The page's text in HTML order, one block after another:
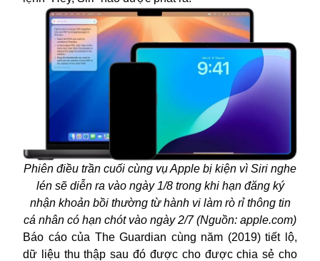
Phiên điều trần cuối cùng vụ Apple bị kiện vì Siri nghe
lén sẽ diễn ra vào ngày 1/8 trong khi hạn đăng ký
nhận khoản bồi thường từ hành vi làm rò rỉ thông tin
cá nhân có hạn chót vào ngày 2/7 (Nguồn: apple.com)
Báo cáo của The Guardian cùng năm (2019) tiết lộ,
dữ liệu thu thập sau đó được cho được chia sẻ cho